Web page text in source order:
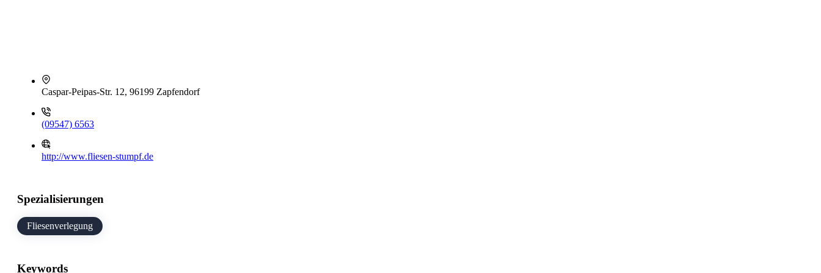
Caspar-Peipas-Str. 12, 96199 Zapfendorf
(09547) 6563
http://www.fliesen-stumpf.de
Spezialisierungen
Fliesenverlegung
Keywords